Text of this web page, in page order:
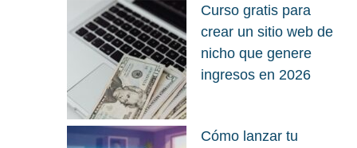
Curso gratis para
crear un sitio web de
nicho que genere
ingresos en 2026
Cómo lanzar tu